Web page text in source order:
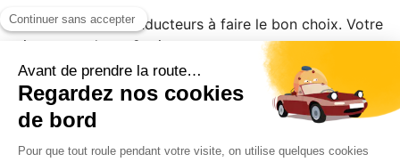
Aidez les autres conducteurs à faire le bon choix. Votre
avis ne prend que 2 minutes.
Évaluer mon véhicule en 2 minutes